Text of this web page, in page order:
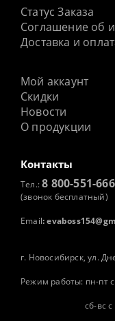
Статус Заказа
Соглашение об
Доставка и
Мой аккаунт
Скидки
Новости
О продукции
Контакты
Тел.:8 800-551-
(звонок бесплатный)
Email:
г. Новосибирск, ул.
Режим работы: пн-пт
сб-вс